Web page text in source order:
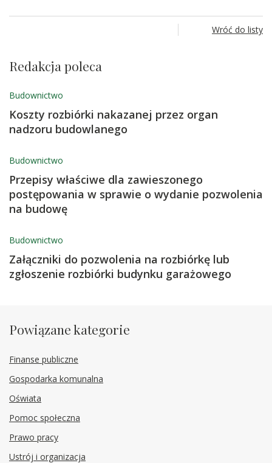
Wróć do listy
Redakcja poleca
Budownictwo
Koszty rozbiórki nakazanej przez organ
nadzoru budowlanego
Budownictwo
Przepisy właściwe dla zawieszonego
postępowania w sprawie o wydanie pozwolenia
na budowę
Budownictwo
Załączniki do pozwolenia na rozbiórkę lub
zgłoszenie rozbiórki budynku garażowego
Powiązane kategorie
Finanse publiczne
Gospodarka komunalna
Oświata
Pomoc społeczna
Prawo pracy
Ustrój i organizacja